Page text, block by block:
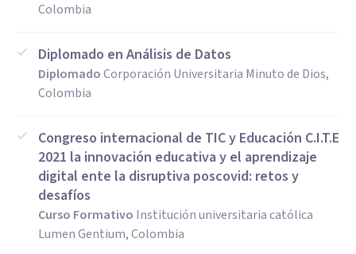
autonomía y el crecimiento integral de las personas,
fortaleciendo vínculos saludables y entornos de convivencia
positiva.
Colombia
Diplomado en Análisis de Datos
DiplomadoCorporación Universitaria Minuto de Dios,
Colombia
Congreso internacional de TIC y Educación C.I.T.E
2021 la innovación educativa y el aprendizaje
digital ente la disruptiva poscovid: retos y
desafíos
Curso Formativo Institución universitaria católica
Lumen Gentium, Colombia